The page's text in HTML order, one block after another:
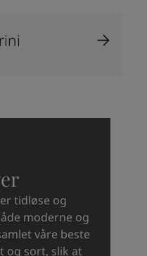
tidløse og
moderne og
våre beste
og sort, slik at